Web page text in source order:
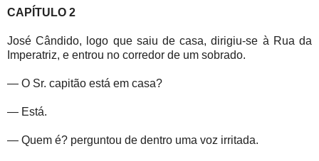
CAPÍTULO 2
José Cândido, logo que saiu de casa, dirigiu-se à Rua da
Imperatriz, e entrou no corredor de um sobrado.
— O Sr. capitão está em casa?
— Está.
— Quem é? perguntou de dentro uma voz irritada.